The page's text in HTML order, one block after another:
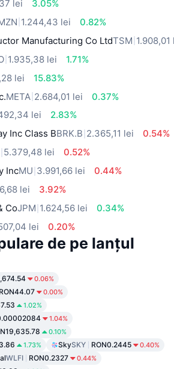
lei
3.05%
1.244,43 lei
0.82%
Manufacturing Co LtdTSM 1.908,01
1.935,38 lei
1.71%
lei
15.83%
META 2.684,01 lei
0.37%
lei
2.83%
Inc Class BBRK.B 2.365,11 lei
0.54%
5.379,48 lei
0.52%
IncMU 3.991,66 lei
0.44%
lei
3.92%
CoJPM 1.624,56 lei
0.34%
lei 0.20%
de pe lanțul
0.06%
RON44.07 0.00%
1.02%
1.04%
0.10%
1.73% SkySKY RON0.2445 0.40%
WLFI RON0.2327 0.44%